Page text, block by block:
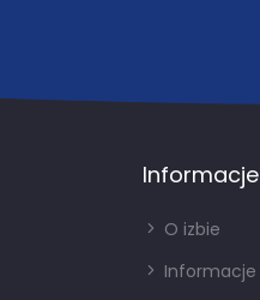
Informacje
O izbie
Informacje